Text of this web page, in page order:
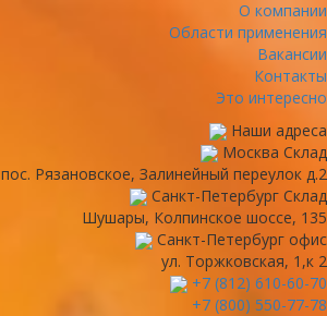
О компании
Области применения
Вакансии
Контакты
Это интересно
Наши адреса
Москва Склад
пос. Рязановское, Залинейный переулок д.2
Санкт-Петербург Склад
Шушары, Колпинское шоссе, 135
Санкт-Петербург офис
ул. Торжковская, 1,к 2
+7 (812) 610-60-70
+7 (800) 550-77-78